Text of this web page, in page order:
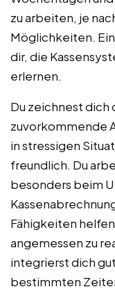
zu arbeiten, je
Möglichkeiten.
dir, die
erlernen.
Du zeichnest dich
zuvorkommende
in stressigen
freundlich. Du
besonders beim
Fähigkeiten
angemessen zu
integrierst dich
bestimmten